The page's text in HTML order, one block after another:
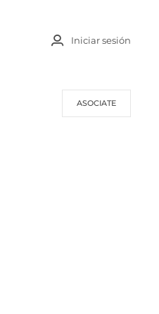
Iniciar sesión
ASOCIATE